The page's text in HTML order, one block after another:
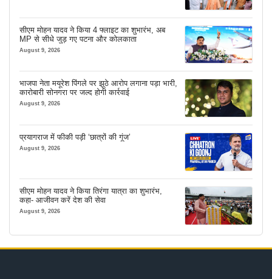
सीएम मोहन यादव ने किया 4 फ्लाइट का शुभारंभ, अब
MP से सीधे जुड़ गए पटना और कोलकाता
August 9, 2026
भाजपा नेता मयूरेश पिंगले पर झूठे आरोप लगाना पड़ा भारी,
कारोबारी सोनगरा पर जल्द होगी कार्रवाई
August 9, 2026
प्रयागराज में फीकी पड़ी ‘छात्रों की गूंज’
August 9, 2026
सीएम मोहन यादव ने किया तिरंगा यात्रा का शुभारंभ,
कहा- आजीवन करें देश की सेवा
August 9, 2026